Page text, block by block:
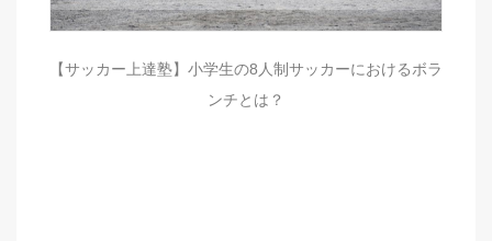
【サッカー上達塾】小学生の8人制サッカーにおけるボラ
ンチとは？